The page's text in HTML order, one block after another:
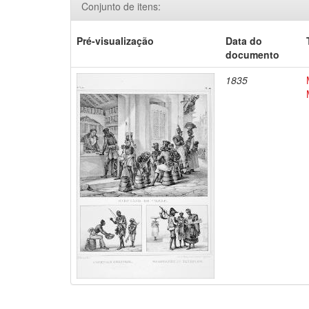
Conjunto de itens:
Pré-visualização
Data do
documento
1835